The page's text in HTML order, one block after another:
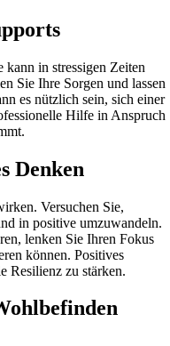
in stressigen Zeiten
Sie Ihre Sorgen und lassen
es nützlich sein, sich einer
Hilfe in Anspruch
Denken
Versuchen Sie,
in positive umzuwandeln.
lenken Sie Ihren Fokus
können. Positives
Resilienz zu stärken.